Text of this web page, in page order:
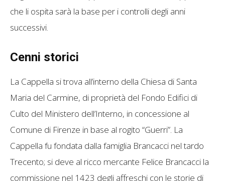
che li ospita sarà la base per i controlli degli anni
successivi.
Cenni storici
La Cappella si trova all’interno della Chiesa di Santa
Maria del Carmine, di proprietà del Fondo Edifici di
Culto del Ministero dell’Interno, in concessione al
Comune di Firenze in base al rogito “Guerri”. La
Cappella fu fondata dalla famiglia Brancacci nel tardo
Trecento; si deve al ricco mercante Felice Brancacci la
commissione nel 1423 degli affreschi con le storie di